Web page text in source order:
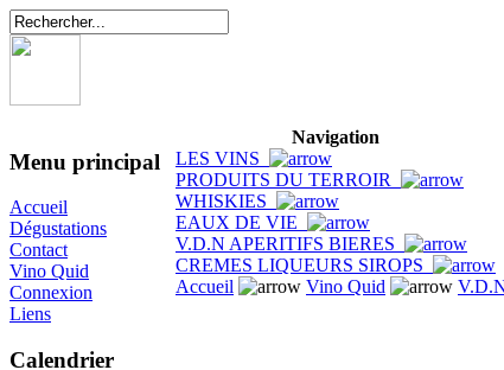
Menu principal
Accueil
Dégustations
Contact
Vino Quid
Connexion
Liens
Calendrier
Navigation
LES VINS
PRODUITS DU TERROIR
WHISKIES
EAUX DE VIE
V.D.N APERITIFS BIERES
CREMES LIQUEURS SIROPS
Accueil
Vino Quid